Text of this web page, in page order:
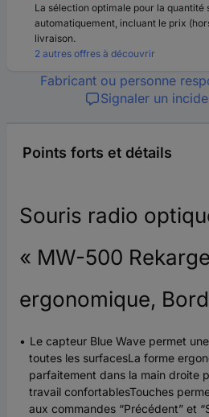
La sélection optimale pour la quantité
automatiquement, incluant le prix
livraison.
2 autres offres à découvrir
Fabricant ou personne
Signaler un
Points forts et détails
Souris radio
« MW-500
ergonomique,
Le capteur Blue Wave permet
toutes les surfacesLa forme
parfaitement dans la main droite
travail confortablesTouches
aux commandes “Précédent” et